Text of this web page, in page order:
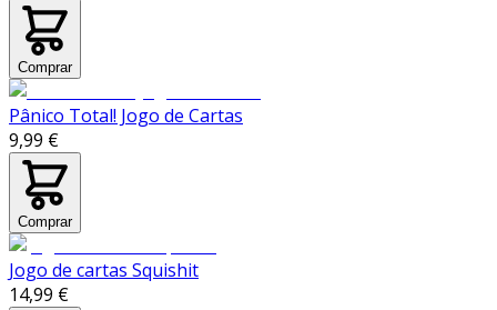
Comprar
Pânico Total! Jogo de Cartas
9,99 €
Comprar
Jogo de cartas Squishit
14,99 €